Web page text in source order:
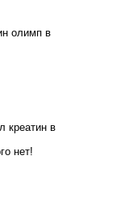
олимп в
креатин в
нет!